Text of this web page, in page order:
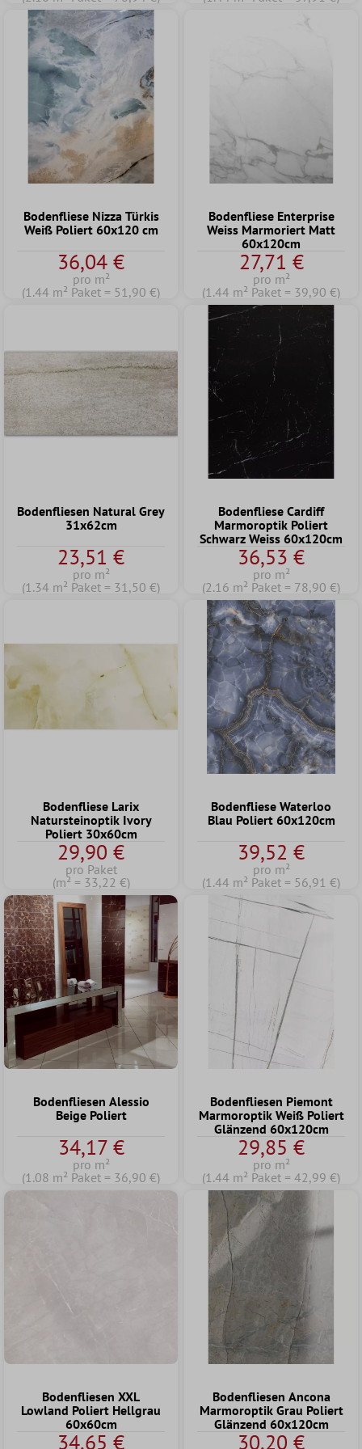
Bodenfliese Nizza Türkis
Weiß Poliert 60x120 cm
36,04 €
pro m²
(1.44 m² Paket = 51,90 €)
Bodenfliese Enterprise
Weiss Marmoriert Matt
60x120cm
27,71 €
pro m²
(1.44 m² Paket = 39,90 €)
Bodenfliesen Natural Grey
31x62cm
23,51 €
pro m²
(1.34 m² Paket = 31,50 €)
Bodenfliese Cardiff
Marmoroptik Poliert
Schwarz Weiss 60x120cm
36,53 €
pro m²
(2.16 m² Paket = 78,90 €)
Bodenfliese Larix
Natursteinoptik Ivory
Poliert 30x60cm
29,90 €
pro Paket
(m² = 33,22 €)
Bodenfliese Waterloo
Blau Poliert 60x120cm
39,52 €
pro m²
(1.44 m² Paket = 56,91 €)
Bodenfliesen Alessio
Beige Poliert
34,17 €
pro m²
(1.08 m² Paket = 36,90 €)
Bodenfliesen Piemont
Marmoroptik Weiß Poliert
Glänzend 60x120cm
29,85 €
pro m²
(1.44 m² Paket = 42,99 €)
Bodenfliesen XXL
Lowland Poliert Hellgrau
60x60cm
34,65 €
Bodenfliesen Ancona
Marmoroptik Grau Poliert
Glänzend 60x120cm
30,20 €